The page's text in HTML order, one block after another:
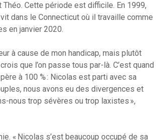
Cette période est difficile. En 1999,
dans le Connecticut où il travaille comme
en janvier 2020.
à cause de mon handicap, mais plutôt
que l’on passe tous par-là. C’est quand
à 100 % : Nicolas est parti avec sa
nous avons eu des divergences et
nous trop sévères ou trop laxistes »,
« Nicolas s’est beaucoup occupé de sa